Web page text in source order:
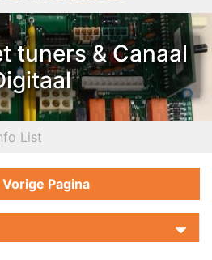
tuners & Canaal
List
Pagina